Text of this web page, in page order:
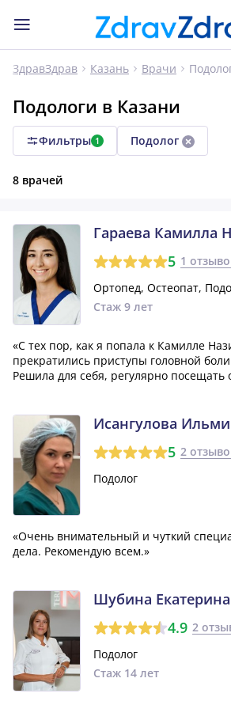
ЗдравЗдрав Казань Врачи
Подологи в Казани
Фильтры 1 Подолог
8 врачей
Гараева Камилла
5 1
Ортопед, Остеопат,
Стаж 9 лет
«С тех пор, как я попала к Камилле
прекратились приступы головной
Решила для себя, регулярно посещать
Исангулова
5 2
Подолог
«Очень внимательный и чуткий
дела. Рекомендую всем.»
Шубина
4.9 2
Подолог
Стаж 14 лет